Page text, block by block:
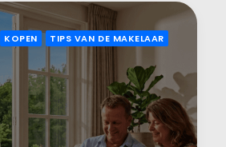
KOPEN TIPS VAN DE MAKELAAR